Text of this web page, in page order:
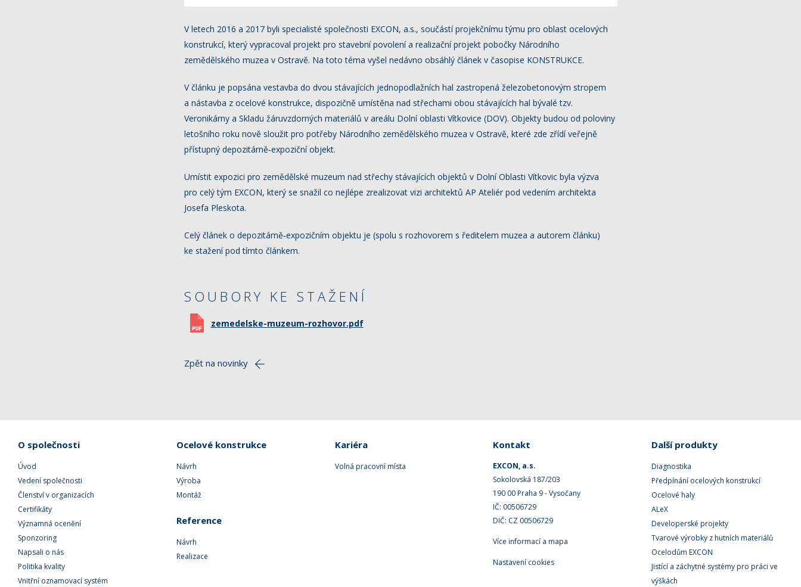
V letech 2016 a 2017 byli specialisté společnosti EXCON, a.s., součástí projekčnímu týmu pro oblast ocelových
konstrukcí, který vypracoval projekt pro stavební povolení a realizační projekt pobočky Národního
zemědělského muzea v Ostravě. Na toto téma vyšel nedávno obsáhlý článek v časopise KONSTRUKCE.
V článku je popsána vestavba do dvou stávajících jednopodlažních hal zastropená železobetonovým stropem
a nástavba z ocelové konstrukce, dispozičně umístěna nad střechami obou stávajících hal bývalé tzv.
Veronikárny a Skladu žáruvzdorných materiálů v areálu Dolní oblasti Vítkovice (DOV). Objekty budou od poloviny
letošního roku nově sloužit pro potřeby Národního zemědělského muzea v Ostravě, které zde zřídí veřejně
přístupný depozitárně‑expoziční objekt.
Umístit expozici pro zemědělské muzeum nad střechy stávajících objektů v Dolní Oblasti Vítkovic byla výzva
pro celý tým EXCON, který se snažil co nejlépe zrealizovat vizi architektů AP Ateliér pod vedením architekta
Josefa Pleskota.
Celý článek o depozitárně‑expozičním objektu je (spolu s rozhovorem s ředitelem muzea a autorem článku)
ke stažení pod tímto článkem.
SOUBORY KE STAŽENÍ
zemedelske-muzeum-rozhovor.pdf
Zpět na novinky
O společnosti
Úvod
Vedení společnosti
Členství v organizacích
Certifikáty
Významná ocenění
Sponzoring
Napsali o nás
Politika kvality
Vnitřní oznamovací systém
Ocelové konstrukce
Návrh
Výroba
Montáž
Reference
Návrh
Realizace
Kariéra
Volná pracovní místa
Kontakt
EXCON, a.s.
Sokolovská 187/203
190 00 Praha 9 - Vysočany
IČ: 00506729
DIČ: CZ 00506729
Více informací a mapa
Nastavení cookies
Další produkty
Diagnostika
Předpínání ocelových konstrukcí
Ocelové haly
ALeX
Developerské projekty
Tvarové výrobky z hutních materiálů
Ocelodům EXCON
Jistící a záchytné systémy pro práci ve
výškách